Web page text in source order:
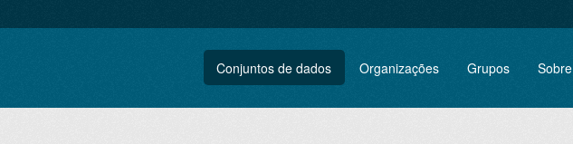
Conjuntos de dados Organizações Grupos Sobre